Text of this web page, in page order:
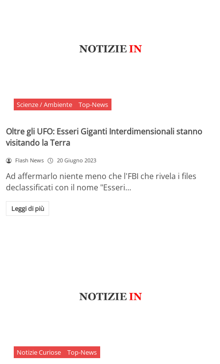
Scienze / Ambiente Top-News
Oltre gli UFO: Esseri Giganti Interdimensionali stanno
visitando la Terra
Flash News 20 Giugno 2023
Ad affermarlo niente meno che l'FBI che rivela i files
declassificati con il nome "Esseri…
Leggi di più
Notizie Curiose Top-News